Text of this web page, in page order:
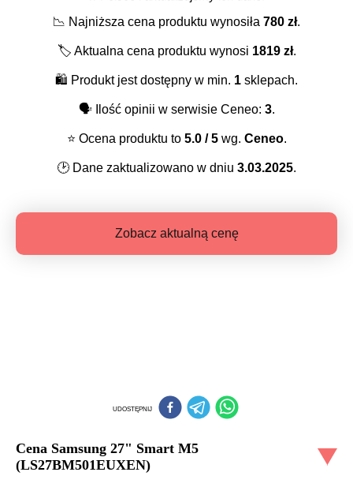
📉 Najniższa cena produktu wynosiła 780 zł.
🏷️ Aktualna cena produktu wynosi 1819zł.
🛍️ Produkt jest dostępny w min. 1 sklepach.
🗣️Ilość opinii w serwisie Ceneo: 3.
⭐️ Ocena produktu to 5.0/ 5wg. Ceneo.
🕑 Dane zaktualizowano w dniu 3.03.2025.
Zobacz aktualną cenę
UDOSTĘPNIJ
Cena Samsung 27" Smart M5
(LS27BM501EUXEN)